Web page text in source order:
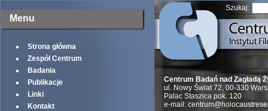
Menu
Strona główna
Zespół Centrum
Badania
Publikacje
Linki
Kontakt
Szukaj:
Centrum Badań nad Zagładą
ul. Nowy Świat 72, 00-330
Palac Staszica pok. 120
e-mail: